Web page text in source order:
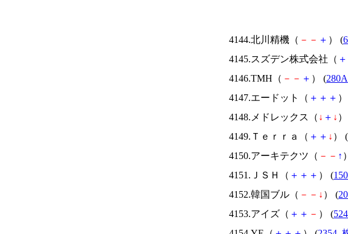
4144.北川精機（ － － ＋ ） (
4145.スズデン株式会社（ ＋
4146.TMH（ － － ＋ ） (280A
4147.エードット（ ＋ ＋ ＋
4148.メドレックス（ ↓ ＋ ↓
4149.Ｔｅｒｒａ（ ＋ ＋ ↓ ） (
4150.アーキテクツ（ － － ↑
4151.ＪＳＨ（ ＋ ＋ ＋ ） (
4152.韓国ブル（ － － ↓ ） (
4153.アイズ（ ＋ ＋ － ） (